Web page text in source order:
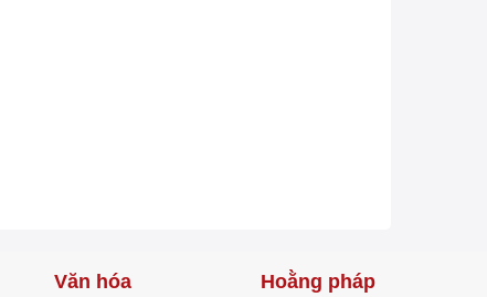
Văn hóa
Hoằng pháp